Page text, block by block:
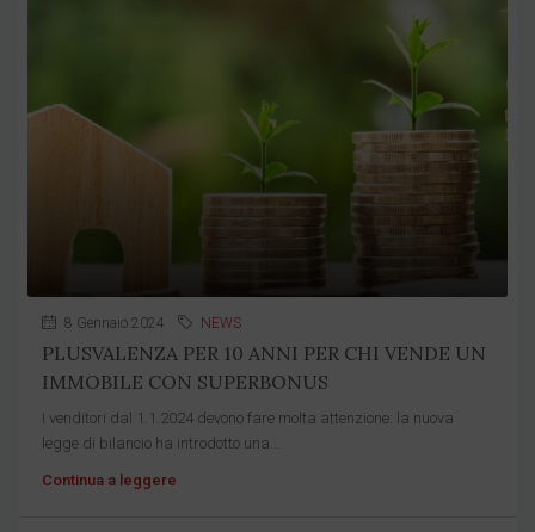
8 Gennaio 2024 NEWS
PLUSVALENZA PER 10 ANNI PER CHI VENDE UN
IMMOBILE CON SUPERBONUS
I venditori dal 1.1.2024 devono fare molta attenzione: la nuova
legge di bilancio ha introdotto una...
Continua a leggere